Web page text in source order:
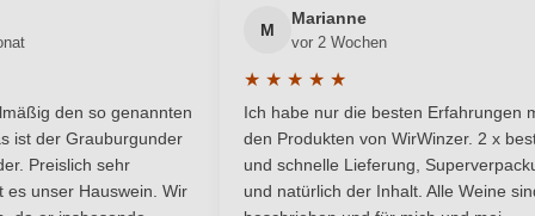
Passt zu
Rebsorte
Restzucker in g/L
Sternen
Bewertung von 5 von 5 Sternen
den so genannten
ist der Grauburgunder
Preislich sehr
es unser Hauswein. Wir
M
Marianne
vor 2 Wochen
★ ★ ★ ★ ★
Durchschnittliche Bewertung von
Ich habe nur die besten Erfahrungen
den Produkten von WirWinzer. 2 x
und schnelle Lieferung,
und natürlich der Inhalt. Alle Weine